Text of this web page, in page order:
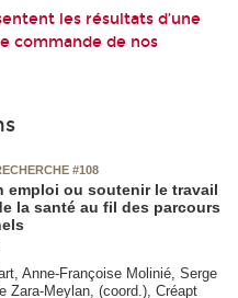
les résultats d’une
commande de nos
#108
emploi ou soutenir le travail
la santé au fil des parcours
Anne-Françoise Molinié, Serge
Zara-Meylan, (coord.), Créapt